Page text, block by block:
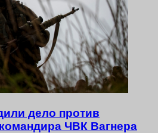
дело против
ЧВК Вагнера